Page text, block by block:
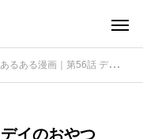
ある漫画｜第56話 デイのおやつ
イのおやつ